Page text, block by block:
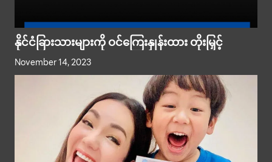
နိုင်ငံခြားသားများကို ဝင်ကြေးနှုန်းထား တိုးမြှင့်
November 14, 2023